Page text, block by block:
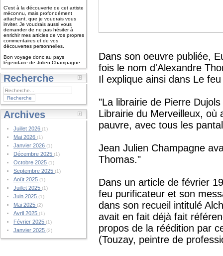
C'est à la découverte de cet artiste
méconnu, mais profondément
attachant, que je voudrais vous
inviter. Je voudrais aussi vous
demander de ne pas hésiter à
enrichir mes articles de vos propres
commentaires et de vos
découvertes personnelles.
Bon voyage donc au pays
légendaire de Julien Champagne.
Recherche
Archives
Juillet 2026 (1)
Mai 2026 (1)
Janvier 2026 (1)
Décembre 2025 (1)
Octobre 2025 (1)
Septembre 2025 (1)
Août 2025 (1)
Juillet 2025 (1)
Juin 2025 (1)
Mai 2025 (2)
Avril 2025 (1)
Février 2025 (1)
Janvier 2025 (2)
Dans son oeuvre publiée,
fois le nom d'Alexandre
Il explique ainsi dans Le
"La librairie de Pierre
Librairie du Merveilleux, où
pauvre, avec tous les
Jean Julien Champagne
Thomas."
Dans un article de février
feu purificateur et son
dans son recueil intitulé
avait en fait déjà fait
propos de la réédition par
(Touzay, peintre de